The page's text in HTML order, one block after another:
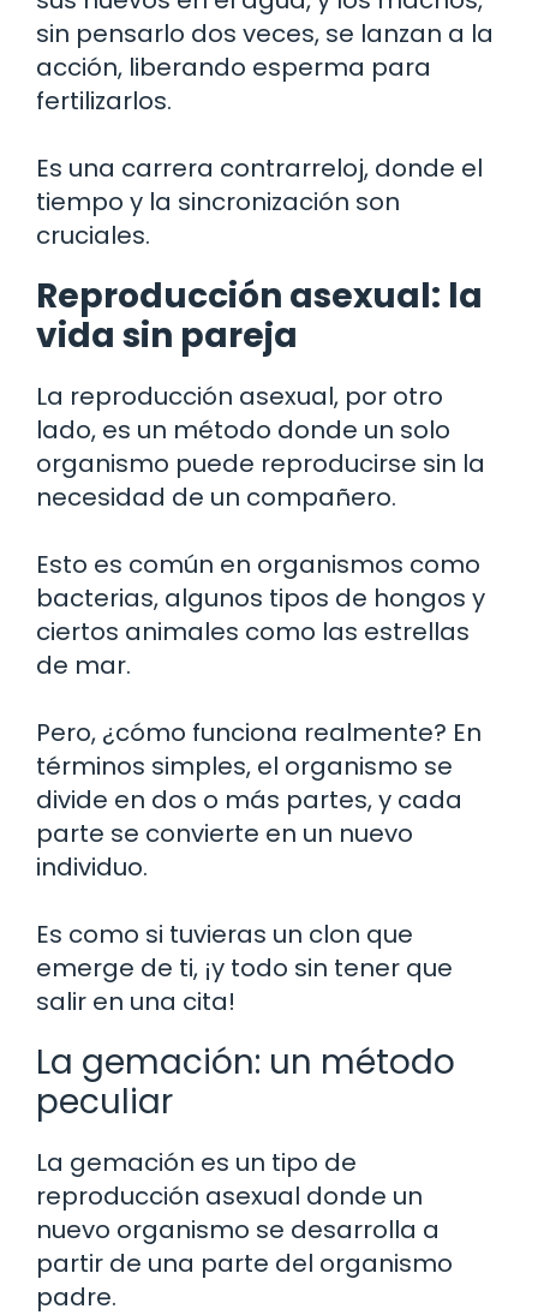
sin pensarlo dos veces, se lanzan a la
acción, liberando esperma para
fertilizarlos.
Es una carrera contrarreloj, donde el
tiempo y la sincronización son
cruciales.
Reproducción asexual: la
vida sin pareja
La reproducción asexual, por otro
lado, es un método donde un solo
organismo puede reproducirse sin la
necesidad de un compañero.
Esto es común en organismos como
bacterias, algunos tipos de hongos y
ciertos animales como las estrellas
de mar.
Pero, ¿cómo funciona realmente? En
términos simples, el organismo se
divide en dos o más partes, y cada
parte se convierte en un nuevo
individuo.
Es como si tuvieras un clon que
emerge de ti, ¡y todo sin tener que
salir en una cita!
La gemación: un método
peculiar
La gemación es un tipo de
reproducción asexual donde un
nuevo organismo se desarrolla a
partir de una parte del organismo
padre.